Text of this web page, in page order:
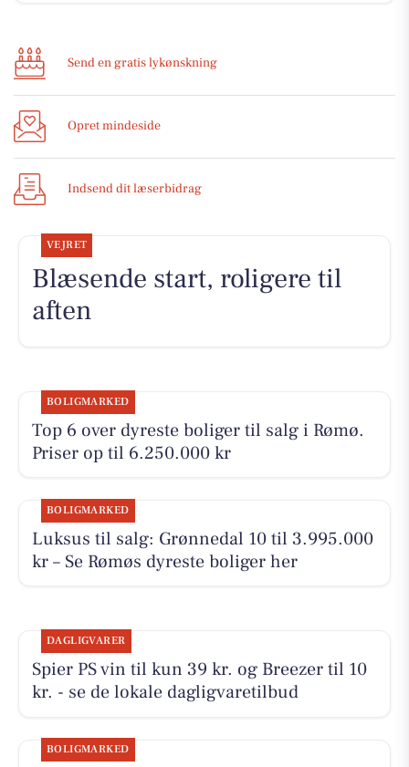
Send en gratis lykønskning
Opret mindeside
Indsend dit læserbidrag
VEJRET
Blæsende start, roligere til
aften
BOLIGMARKED
Top 6 over dyreste boliger til salg i Rømø.
Priser op til 6.250.000 kr
BOLIGMARKED
Luksus til salg: Grønnedal 10 til 3.995.000
kr – Se Rømøs dyreste boliger her
DAGLIGVARER
Spier PS vin til kun 39 kr. og Breezer til 10
kr. - se de lokale dagligvaretilbud
BOLIGMARKED